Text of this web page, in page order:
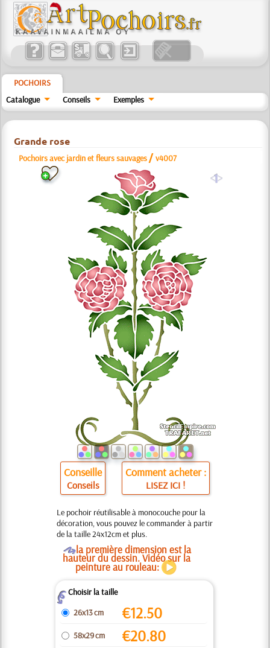
POCHOIRS
Catalogue
Conseils Exemples
Grande rose
Pochoirs avec jardin et fleurs sauvages /v4007
a
Conseille
Conseils
Comment acheter :
LISEZ ICI !
Le pochoir réutilisable à monocouche pour la
décoration, vous pouvez le commander à partir
de la taille 24x12cm et plus.
Ola première dimension est la
hauteur du dessin. Vidéo sur la
peinture au rouleau:
ZChoisir la taille
26x13 cm
€12.50
58x29 cm €20.80